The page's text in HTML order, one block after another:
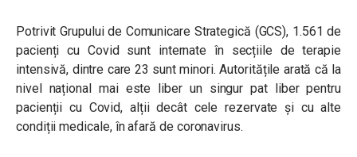
Potrivit Grupului de Comunicare Strategică (GCS), 1.561 de
pacienți cu Covid sunt internate în secțiile de terapie
intensivă, dintre care 23 sunt minori. Autoritățile arată că la
nivel național mai este liber un singur pat liber pentru
pacienții cu Covid, alții decât cele rezervate și cu alte
condiții medicale, în afară de coronavirus.